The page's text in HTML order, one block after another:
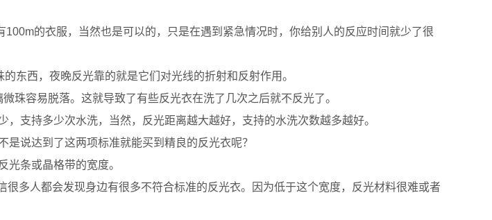
的衣服，当然也是可以的，只是在遇到紧急情况时，你给别人的反应时间就少了很
西，夜晚反光靠的就是它们对光线的折射和反射作用。
容易脱落。这就导致了有些反光衣在洗了几次之后就不反光了。
持多少次水洗，当然，反光距离越大越好，支持的水洗次数越多越好。
说达到了这两项标准就能买到精良的反光衣呢？
条或晶格带的宽度。
人都会发现身边有很多不符合标准的反光衣。因为低于这个宽度，反光材料很难或者